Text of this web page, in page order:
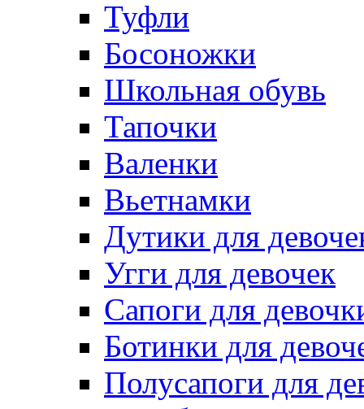
Туфли
Босоножки
Школьная обувь
Тапочки
Валенки
Вьетнамки
Дутики для
Угги для девочек
Сапоги для
Ботинки для
Полусапоги для